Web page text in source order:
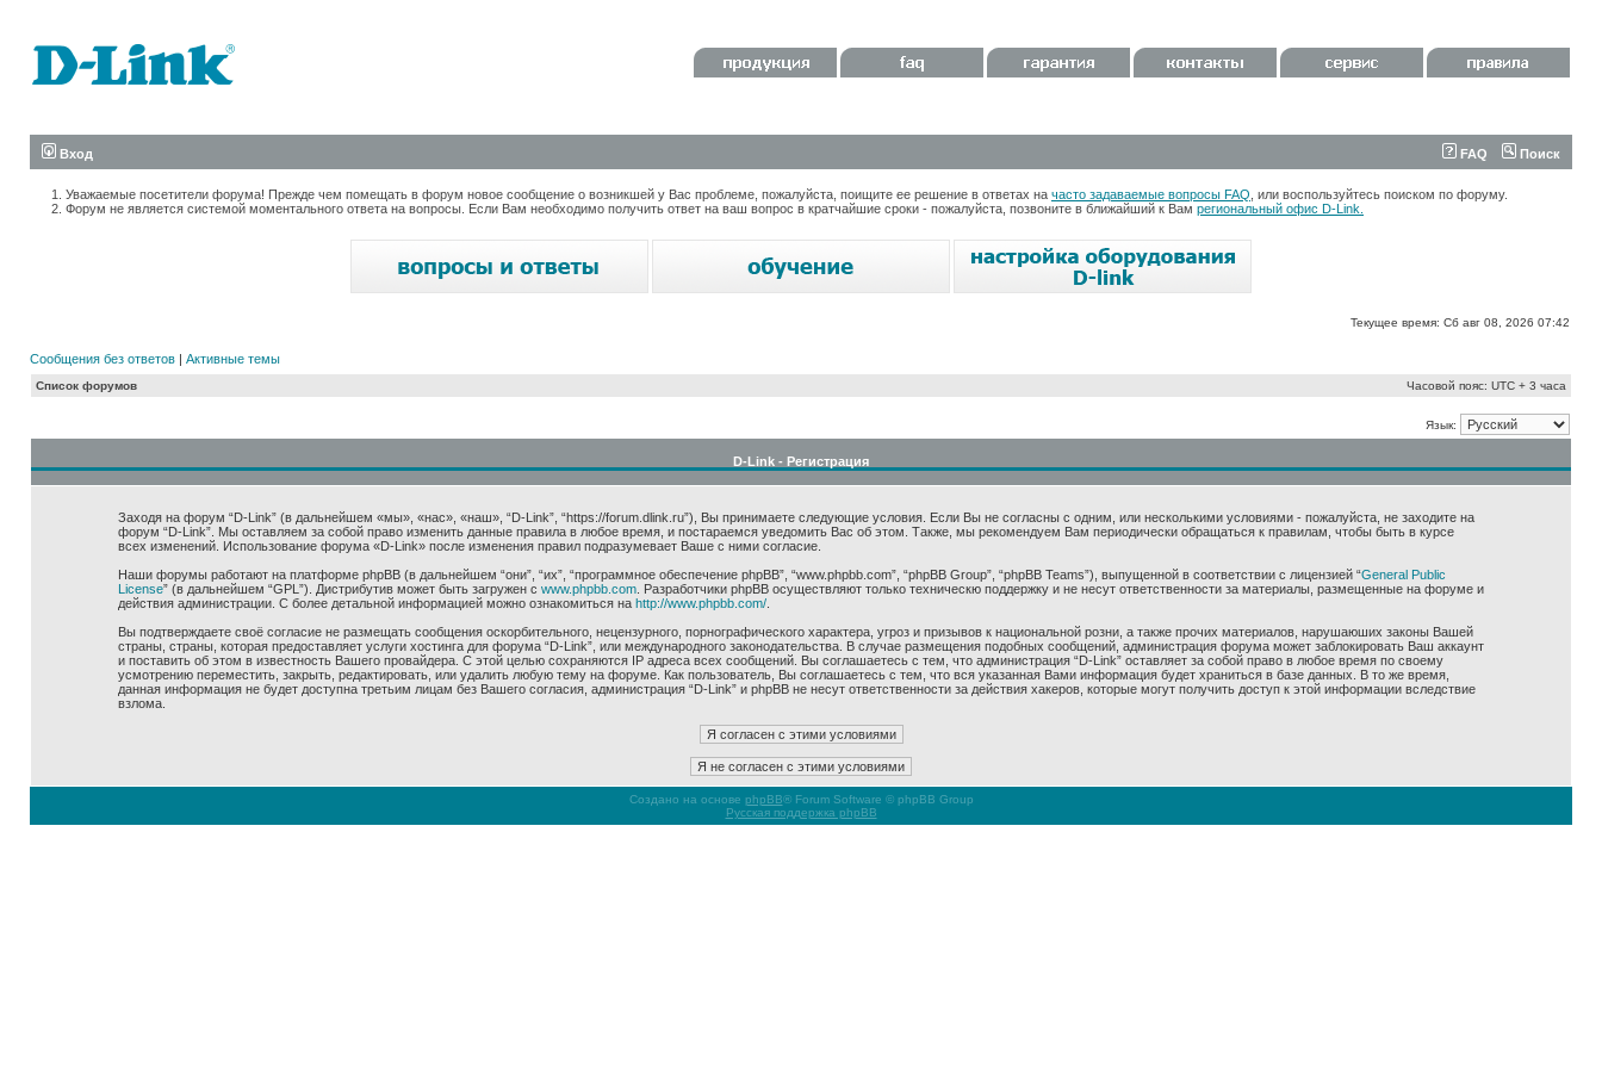
Вход FAQ Поиск
Уважаемые посетители форума! Прежде чем помещать в форум новое сообщение о возникшей у Вас проблеме, пожалуйста, поищите ее решение в ответах на часто задаваемые вопросы FAQ , или воспользуйтесь поиском по форуму.
Форум не является системой моментального ответа на вопросы. Если Вам необходимо получить ответ на ваш вопрос в кратчайшие сроки - пожалуйста, позвоните в ближайший к Вам региональный офис D-Link.
Текущее время: Сб авг 08, 2026 07:42
Сообщения без ответов | Активные темы
Список форумов Часовой пояс: UTC + 3 часа
Язык:
D-Link - Регистрация
Заходя на форум “D-Link” (в дальнейшем «мы», «нас», «наш», “D-Link”, “https://forum.dlink.ru”), Вы принимаете следующие условия. Если Вы не согласны с одним, или несколькими условиями - пожалуйста, не заходите на
форум “D-Link”. Мы оставляем за собой право изменить данные правила в любое время, и постараемся уведомить Вас об этом. Также, мы рекомендуем Вам периодически обращаться к правилам, чтобы быть в курсе
всех изменений. Использование форума «D-Link» после изменения правил подразумевает Ваше с ними согласие.
Наши форумы работают на платформе phpBB (в дальнейшем “они”, “их”, “программное обеспечение phpBB”, “www.phpbb.com”, “phpBB Group”, “phpBB Teams”), выпущенной в соответствии с лицензией “General Public
License” (в дальнейшем “GPL”). Дистрибутив может быть загружен с www.phpbb.com. Разработчики phpBB осуществляют только техническю поддержку и не несут ответственности за материалы, размещенные на форуме и
действия администрации. С более детальной информацией можно ознакомиться на http://www.phpbb.com/.
Вы подтверждаете своё согласие не размещать сообщения оскорбительного, нецензурного, порнографического характера, угроз и призывов к национальной розни, а также прочих материалов, нарушаюших законы Вашей
страны, страны, которая предоставляет услуги хостинга для форума “D-Link”, или международного законодательства. В случае размещения подобных сообщений, администрация форума может заблокировать Ваш аккаунт
и поставить об этом в известность Вашего провайдера. С этой целью сохраняются IP адреса всех сообщений. Вы соглашаетесь с тем, что администрация “D-Link” оставляет за собой право в любое время по своему
усмотрению переместить, закрыть, редактировать, или удалить любую тему на форуме. Как пользователь, Вы соглашаетесь с тем, что вся указанная Вами информация будет храниться в базе данных. В то же время,
данная информация не будет доступна третьим лицам без Вашего согласия, администрация “D-Link” и phpBB не несут ответственности за действия хакеров, которые могут получить доступ к этой информации вследствие
взлома.
Создано на основе phpBB® Forum Software © phpBB Group
Русская поддержка phpBB